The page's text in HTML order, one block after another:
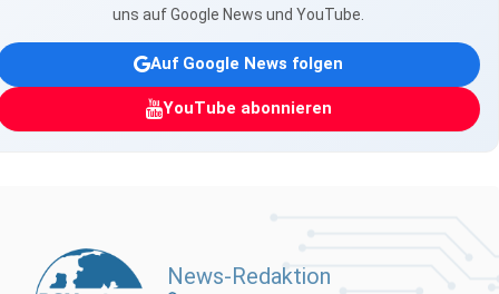
uns auf Google News und YouTube.
Auf Google News folgen
YouTube abonnieren
News-Redaktion